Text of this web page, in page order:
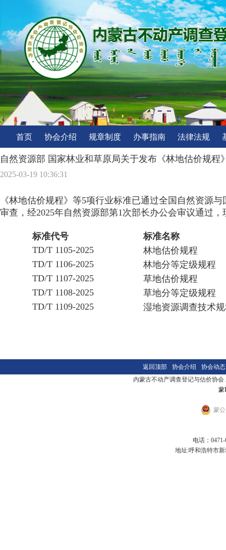
首页 协会介绍 规章制度 办事指南 法律法规
自然资源部 国家林业和草原局关于发布《林地估价规程
2025-03-19 10:36:31
《林地估价规程》等5项行业标准已通过全国自然资源
审查，经2025年自然资源部第1次部长办公会审议通过
标准代号
标准名称
TD/T 1105-2025
林地估价规程
TD/T 1106-2025
林地分等定级规程
TD/T 1107-2025
草地估价规程
TD/T 1108-2025
草地分等定级规程
TD/T 1109-2025
湿地资源调查技术
返回顶部 协会介绍
协会动态
内蒙古不动产调查登记与估价协
蒙
蒙公
电话：
地址:呼和浩特市